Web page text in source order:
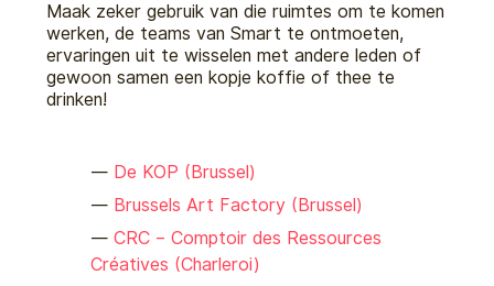
Maak zeker gebruik van die ruimtes om te komen
werken, de teams van Smart te ontmoeten,
ervaringen uit te wisselen met andere leden of
gewoon samen een kopje koffie of thee te
drinken!
De KOP (Brussel)
Brussels Art Factory (Brussel)
CRC – Comptoir des Ressources
Créatives (Charleroi)